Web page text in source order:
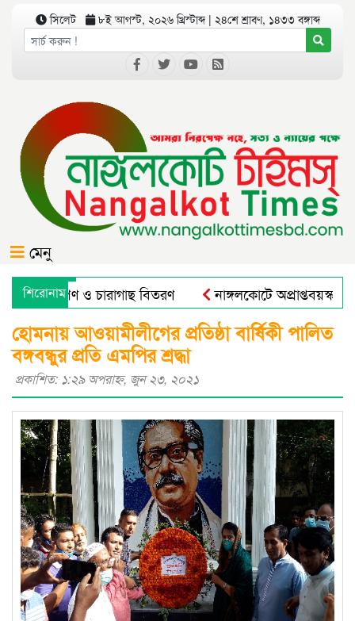
সিলেট ৮ই আগস্ট, ২০২৬ খ্রিস্টাব্দ | ২৪শে শ্রাবণ, ১৪৩৩ বঙ্গাব্দ
মেনু
শিরোনাম
বৃক্ষরোপণ ও চারাগাছ বিতরণ
নাঙ্গলকোটে অপ্রাপ্তবয়স্ক
এন্ড রুরাল ট্রান্সফরমেশন ফর নিউট্রিশন, এন্টারপ্রেনরশিপ
হোমনায় আওয়ামীলীগের প্রতিষ্ঠা বার্ষিকী পালিত
বঙ্গবন্ধুর প্রতি এমপির শ্রদ্ধা
প্রকাশিত: ১:২৯ অপরাহ্ণ, জুন ২৩, ২০২১